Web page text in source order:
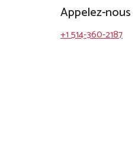
Appelez-nous
+1 514-360-2187